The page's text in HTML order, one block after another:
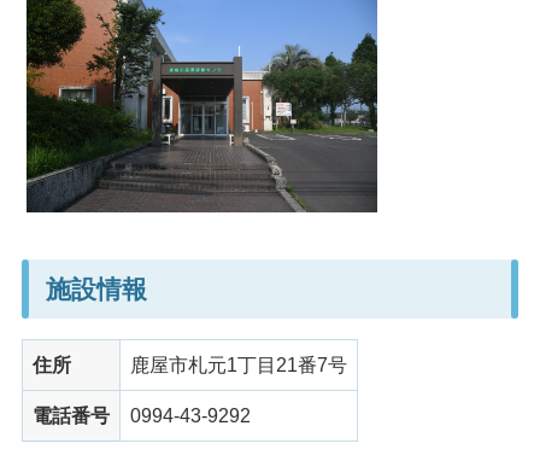
施設情報
住所 鹿屋市札元1丁目21番7号
電話番号 0994-43-9292